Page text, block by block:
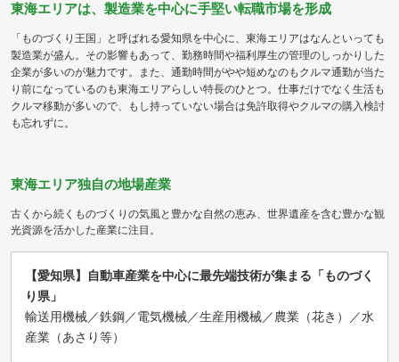
東海エリアは、製造業を中心に手堅い転職市場を形成
「ものづくり王国」と呼ばれる愛知県を中心に、東海エリアはなんといっても
製造業が盛ん。その影響もあって、勤務時間や福利厚生の管理のしっかりした
企業が多いのが魅力です。また、通勤時間がやや短めなのもクルマ通勤が当た
り前になっているのも東海エリアらしい特長のひとつ。仕事だけでなく生活も
クルマ移動が多いので、もし持っていない場合は免許取得やクルマの購入検討
も忘れずに。
東海エリア独自の地場産業
古くから続くものづくりの気風と豊かな自然の恵み、世界遺産を含む豊かな観
光資源を活かした産業に注目。
【愛知県】自動車産業を中心に最先端技術が集まる「ものづく
り県」
輸送用機械／鉄鋼／電気機械／生産用機械／農業（花き）／水
産業（あさり等）